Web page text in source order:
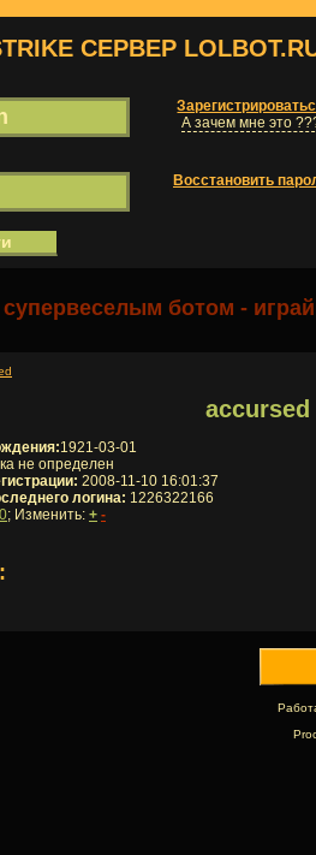
СЕРВЕР
А зачем мне это
Восстановить
ботом -
accursed
1921-03-01
не определен
2008-11-10 16:01:37
логина: 1226322166
0; Изменить: + -